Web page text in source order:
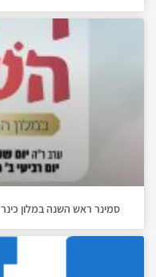
סמינר ראש השנה במלון כינר